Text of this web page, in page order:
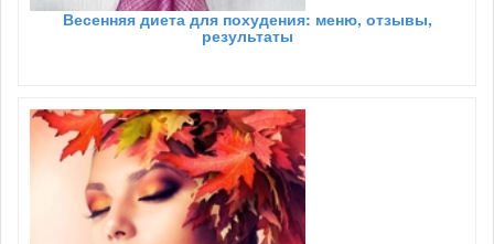
Весенняя диета для похудения: меню, отзывы,
результаты